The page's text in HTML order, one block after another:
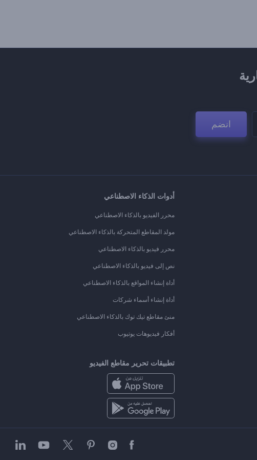
انضم
أدوات الذكاء الاصطناعي
محرر الفيديو بالذكاء الاصطناعي
مولد المقاطع المتحركة بالذكاء الاصطناعي
محرر فيديو بالذكاء الاصطناعي
نص إلى فيديو بالذكاء الاصطناعي
أداة إنشاء المواقع بالذكاء الاصطناعي
أداة إنشاء أسماء شركات
منئ مقاطع تيك توك بالذكاء الاصطناعي
أفكار فيديوهات يوتيوب
تطبيقات تحرير مقاطع الفيديو